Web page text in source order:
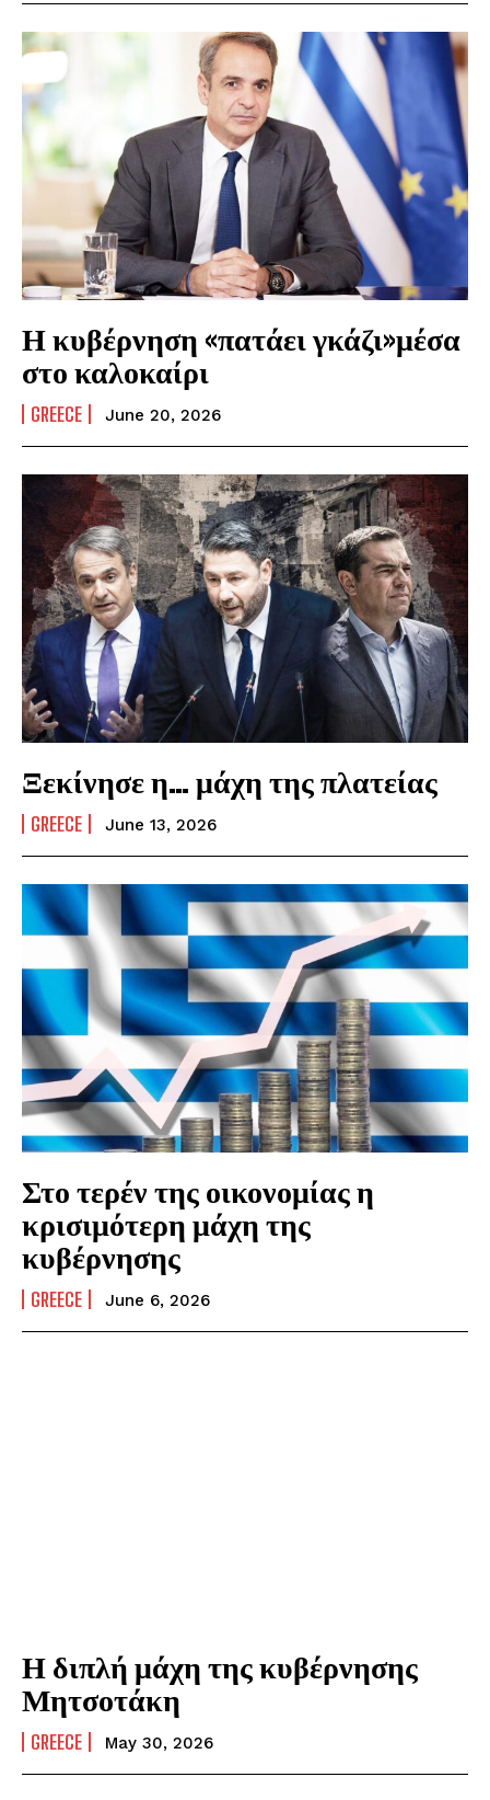
Η κυβέρνηση «πατάει γκάζι»μέσα
στο καλοκαίρι
GREECE June 20, 2026
Ξεκίνησε η… μάχη της πλατείας
GREECE June 13, 2026
Στο τερέν της οικονομίας η
κρισιμότερη μάχη της
κυβέρνησης
GREECE June 6, 2026
Η διπλή μάχη της κυβέρνησης
Μητσοτάκη
GREECE May 30, 2026